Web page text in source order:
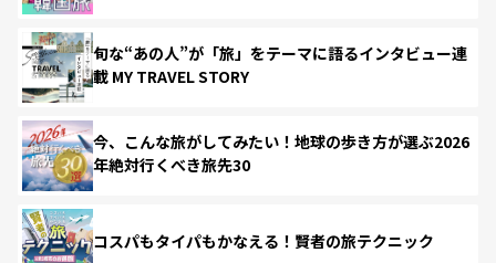
旬な“あの人”が「旅」をテーマに語るインタビュー連
載 MY TRAVEL STORY
今、こんな旅がしてみたい！地球の歩き方が選ぶ2026
年絶対行くべき旅先30
コスパもタイパもかなえる！賢者の旅テクニック